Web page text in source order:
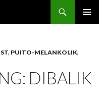
, PUITO-MELANKOLIK,
DIBALIK